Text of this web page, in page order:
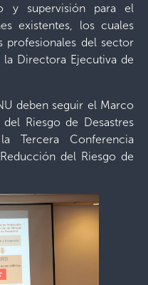
y supervisión para el
existentes, los cuales
profesionales del sector
Directora Ejecutiva de
deben seguir el Marco
Riesgo de Desastres
Tercera Conferencia
del Riesgo de